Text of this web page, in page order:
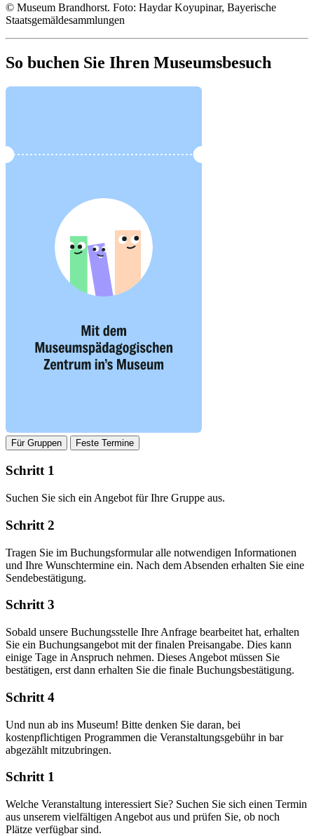
© Museum Brandhorst. Foto: Haydar Koyupinar, Bayerische
Staatsgemäldesammlungen
So buchen Sie Ihren Museumsbesuch
Für Gruppen Feste Termine
Schritt 1
Suchen Sie sich ein Angebot für Ihre Gruppe aus.
Schritt 2
Tragen Sie im Buchungsformular alle notwendigen Informationen
und Ihre Wunschtermine ein. Nach dem Absenden erhalten Sie eine
Sendebestätigung.
Schritt 3
Sobald unsere Buchungsstelle Ihre Anfrage bearbeitet hat, erhalten
Sie ein Buchungsangebot mit der finalen Preisangabe. Dies kann
einige Tage in Anspruch nehmen. Dieses Angebot müssen Sie
bestätigen, erst dann erhalten Sie die finale Buchungsbestätigung.
Schritt 4
Und nun ab ins Museum! Bitte denken Sie daran, bei
kostenpflichtigen Programmen die Veranstaltungsgebühr in bar
abgezählt mitzubringen.
Schritt 1
Welche Veranstaltung interessiert Sie? Suchen Sie sich einen Termin
aus unserem vielfältigen Angebot aus und prüfen Sie, ob noch
Plätze verfügbar sind.